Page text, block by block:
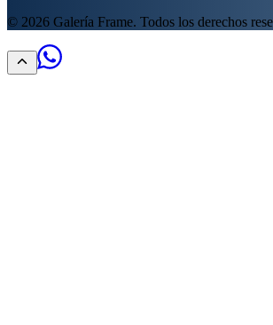
© 2026 Galería Frame. Todos los derechos